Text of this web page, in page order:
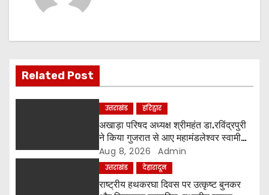
v
i
g
i
Related Post
उत्तराखंड हरिद्वार
अखाड़ा परिषद अध्यक्ष श्रीमहंत डा.रविंद्रपुरी
ने किया गुजरात से आए महामंडलेश्वर स्वामी
कुर्षी पुरी और भक्तों का स्वागत
Aug 8, 2026 Admin
उत्तराखंड देहारादून
राष्ट्रीय हथकरघा दिवस पर उत्कृष्ट बुनकर